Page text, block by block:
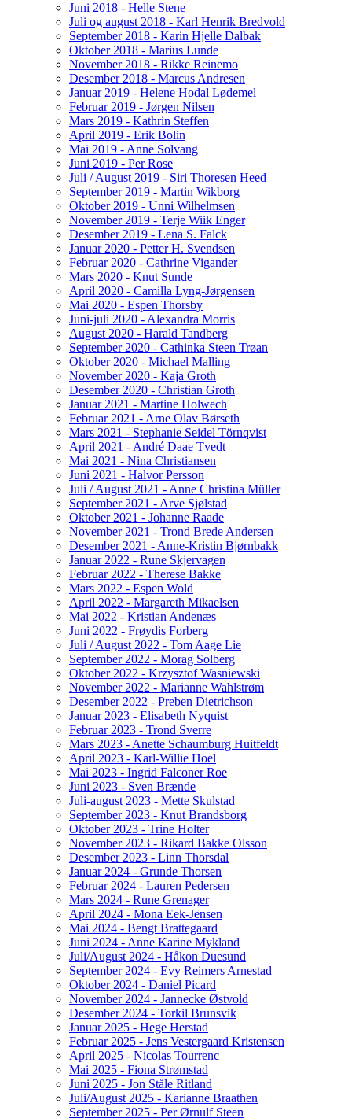
Juni 2018 - Helle Stene
Juli og august 2018 - Karl Henrik Bredvold
September 2018 - Karin Hjelle Dalbak
Oktober 2018 - Marius Lunde
November 2018 - Rikke Reinemo
Desember 2018 - Marcus Andresen
Januar 2019 - Helene Hodal Lødemel
Februar 2019 - Jørgen Nilsen
Mars 2019 - Kathrin Steffen
April 2019 - Erik Bolin
Mai 2019 - Anne Solvang
Juni 2019 - Per Rose
Juli / August 2019 - Siri Thoresen Heed
September 2019 - Martin Wikborg
Oktober 2019 - Unni Wilhelmsen
November 2019 - Terje Wiik Enger
Desember 2019 - Lena S. Falck
Januar 2020 - Petter H. Svendsen
Februar 2020 - Cathrine Vigander
Mars 2020 - Knut Sunde
April 2020 - Camilla Lyng-Jørgensen
Mai 2020 - Espen Thorsby
Juni-juli 2020 - Alexandra Morris
August 2020 - Harald Tandberg
September 2020 - Cathinka Steen Trøan
Oktober 2020 - Michael Malling
November 2020 - Kaja Groth
Desember 2020 - Christian Groth
Januar 2021 - Martine Holwech
Februar 2021 - Arne Olav Børseth
Mars 2021 - Stephanie Seidel Törnqvist
April 2021 - André Daae Tvedt
Mai 2021 - Nina Christiansen
Juni 2021 - Halvor Persson
Juli / August 2021 - Anne Christina Müller
September 2021 - Arve Sjølstad
Oktober 2021 - Johanne Raade
November 2021 - Trond Brede Andersen
Desember 2021 - Anne-Kristin Bjørnbakk
Januar 2022 - Rune Skjervagen
Februar 2022 - Therese Bakke
Mars 2022 - Espen Wold
April 2022 - Margareth Mikaelsen
Mai 2022 - Kristian Andenæs
Juni 2022 - Frøydis Forberg
Juli / August 2022 - Tom Aage Lie
September 2022 - Morag Solberg
Oktober 2022 - Krzysztof Wasniewski
November 2022 - Marianne Wahlstrøm
Desember 2022 - Preben Dietrichson
Januar 2023 - Elisabeth Nyquist
Februar 2023 - Trond Sverre
Mars 2023 - Anette Schaumburg Huitfeldt
April 2023 - Karl-Willie Hoel
Mai 2023 - Ingrid Falconer Roe
Juni 2023 - Sven Brænde
Juli-august 2023 - Mette Skulstad
September 2023 - Knut Brandsborg
Oktober 2023 - Trine Holter
November 2023 - Rikard Bakke Olsson
Desember 2023 - Linn Thorsdal
Januar 2024 - Grunde Thorsen
Februar 2024 - Lauren Pedersen
Mars 2024 - Rune Grenager
April 2024 - Mona Eek-Jensen
Mai 2024 - Bengt Brattegaard
Juni 2024 - Anne Karine Mykland
Juli/August 2024 - Håkon Duesund
September 2024 - Evy Reimers Arnestad
Oktober 2024 - Daniel Picard
November 2024 - Jannecke Østvold
Desember 2024 - Torkil Brunsvik
Januar 2025 - Hege Herstad
Februar 2025 - Jens Vestergaard Kristensen
April 2025 - Nicolas Tourrenc
Mai 2025 - Fiona Strømstad
Juni 2025 - Jon Ståle Ritland
Juli/August 2025 - Karianne Braathen
September 2025 - Per Ørnulf Steen